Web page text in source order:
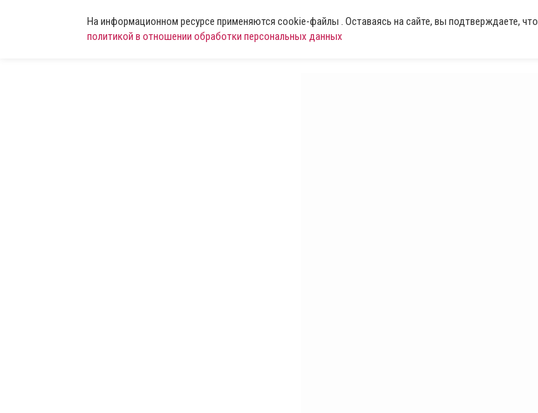
На информационном ресурсе применяются cookie-файлы . Оставаясь на сайте, вы подтверждаете, что
политикой в отношении обработки персональных данных